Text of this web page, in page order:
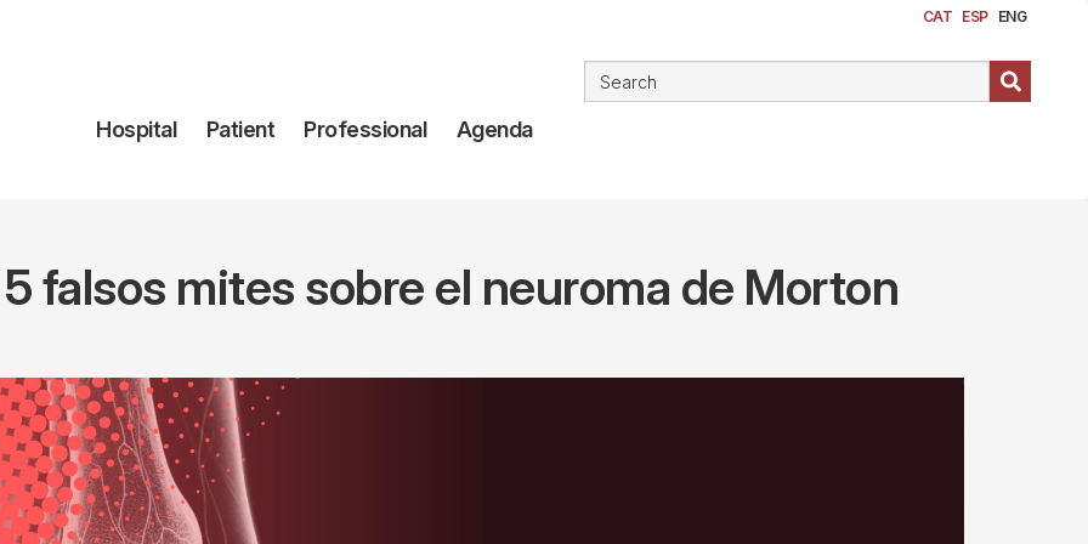
CAT ESP ENG
Navegación
Hospital Patient Professional Agenda
falsos mites sobre el neuroma de Morton